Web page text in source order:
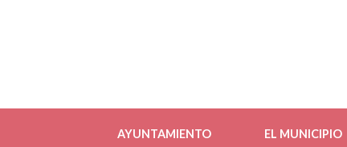
AYUNTAMIENTO EL MUNICIPIO